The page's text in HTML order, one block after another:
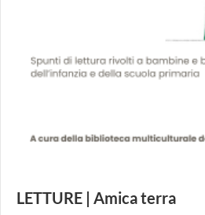
LETTURE | Amica terra